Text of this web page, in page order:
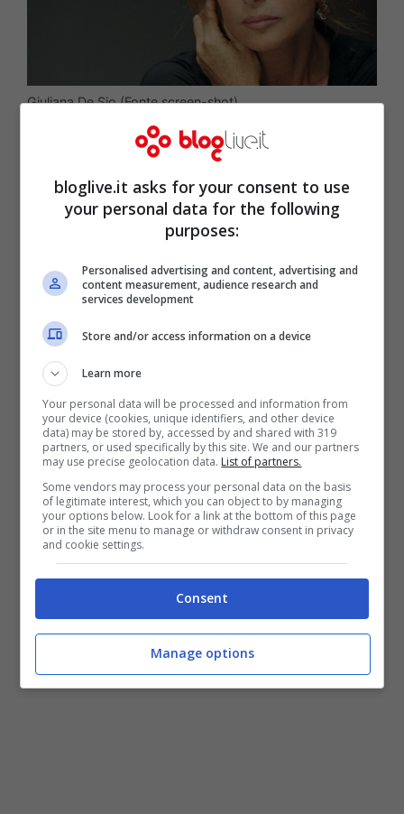
Giuliana De Sio (Fonte screen-shot)
‘attrice salernitanaha dovuto affrontare
la più feroce malattia di quest’anno, è
stata ricoverata per 16 giorni in isolamento
durante il picco del
COVID-19
suo racconto si è lasciata andare a una
dolorosissima confessione “
di impazzire e ho pensato che sarei morta
ha detto con la voce rotta.
è una delle donne più forti della scena
italiana, ha sofferto tanto nella sua vita,
ma ne è sempre uscita vincitrice. “
Ho
sconfitto due malattie mortali, sono un
eroe” dice la salernitana, che promette di
ritornare più forte che mai, a fare quello
che ama di più, recitare.
bloglive.it asks for your consent to use
your personal data for the following
purposes:
Personalised advertising and content, advertising and
content measurement, audience research and
services development
Store and/or access information on a device
Learn more
Your personal data will be processed and information from
your device (cookies, unique identifiers, and other device
data) may be stored by, accessed by and shared with 319
partners, or used specifically by this site. We and our partners
may use precise geolocation data. List of partners.
Some vendors may process your personal data on the basis
of legitimate interest, which you can object to by managing
your options below. Look for a link at the bottom of this page
or in the site menu to manage or withdraw consent in privacy
and cookie settings.
Consent
Manage options